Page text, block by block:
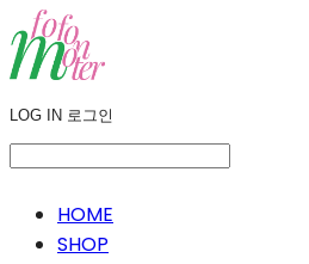
LOG IN 로그인
HOME
SHOP